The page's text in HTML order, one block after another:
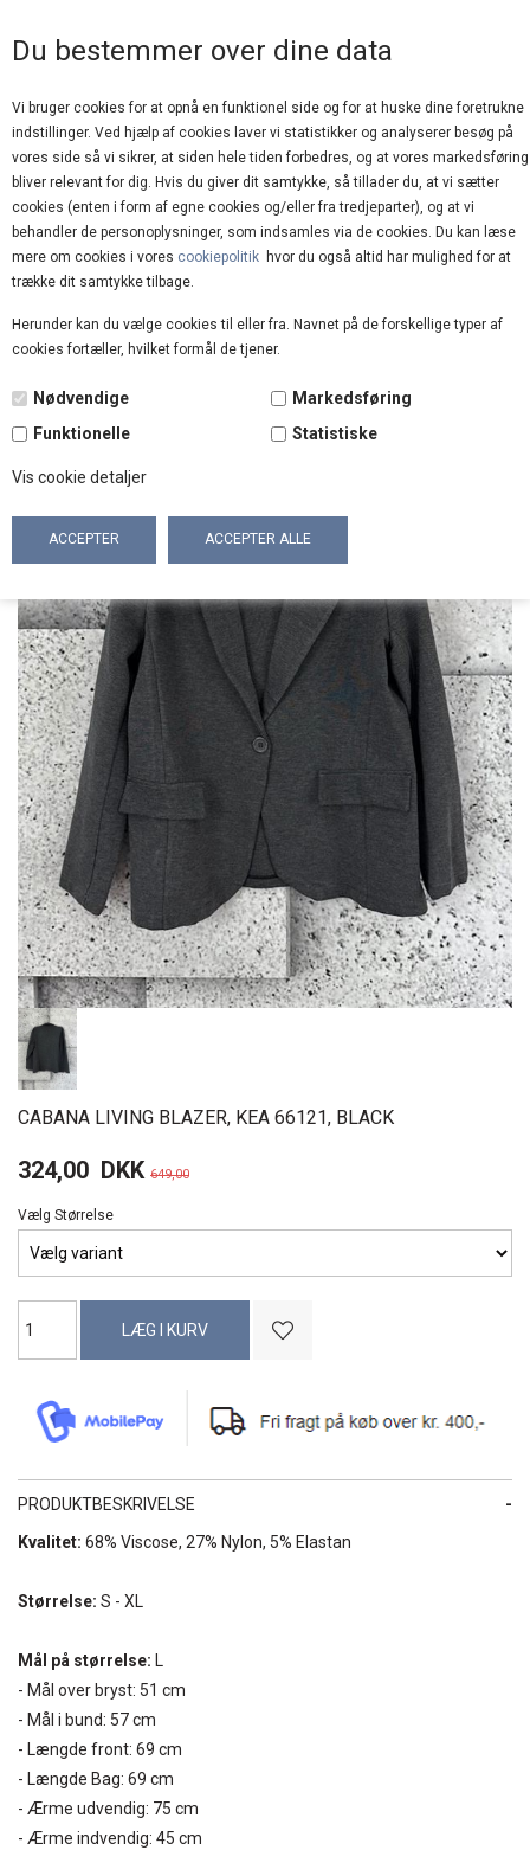
Du bestemmer over dine data
Vi bruger cookies for at opnå en funktionel side og for at huske dine foretrukne
indstillinger. Ved hjælp af cookies laver vi statistikker og analyserer besøg på
vores side så vi sikrer, at siden hele tiden forbedres, og at vores markedsføring
bliver relevant for dig. Hvis du giver dit samtykke, så tillader du, at vi sætter
cookies (enten i form af egne cookies og/eller fra tredjeparter), og at vi
behandler de personoplysninger, som indsamles via de cookies. Du kan læse
mere om cookies i vores cookiepolitik hvor du også altid har mulighed for at
trække dit samtykke tilbage.
Herunder kan du vælge cookies til eller fra. Navnet på de forskellige typer af
cookies fortæller, hvilket formål de tjener.
Nødvendige
Markedsføring
Funktionelle
Statistiske
Vis cookie detaljer
Forside» Brands»Cabana Living
TILBUD
CABANA LIVING BLAZER, KEA 66121, BLACK
324,00 DKK 649,00
Vælg Størrelse
PRODUKTBESKRIVELSE
Kvalitet: 68% Viscose, 27% Nylon, 5% Elastan
Størrelse: S - XL
Mål på størrelse: L
- Mål over bryst: 51 cm
- Mål i bund: 57 cm
- Længde front: 69 cm
- Længde Bag: 69 cm
- Ærme udvendig: 75 cm
- Ærme indvendig: 45 cm